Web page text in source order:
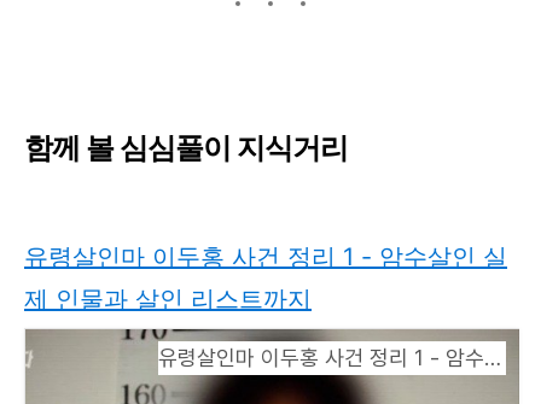
함께 볼 심심풀이 지식거리
유령살인마 이두홍 사건 정리 1 - 암수살인 실
제 인물과 살인 리스트까지
유령살인마 이두홍 사건 정리 1 - 암수살인 실제 인물과 살인 리스트까지